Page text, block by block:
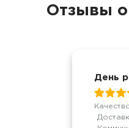
Отзывы
День